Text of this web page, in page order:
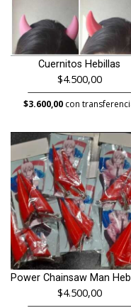
Cuernitos Hebillas
$4.500,00
$3.600,00 con
Power Chainsaw Man
$4.500,00